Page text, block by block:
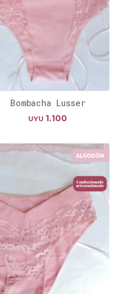
Bombacha Lusser
UYU 1.100